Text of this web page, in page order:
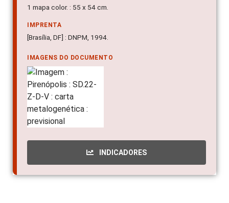
1 mapa color. : 55 x 54 cm.
IMPRENTA
[Brasília, DF] : DNPM, 1994.
IMAGENS DO DOCUMENTO
INDICADORES